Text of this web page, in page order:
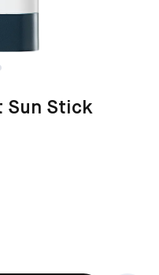
Sun Stick